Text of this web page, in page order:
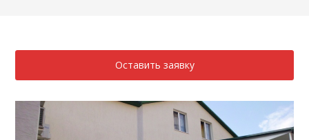
Оставить заявку